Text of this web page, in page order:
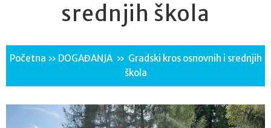
srednjih škola
Početna » DOGAĐANJA » Gradski kros osnovnih i srednjih
škola